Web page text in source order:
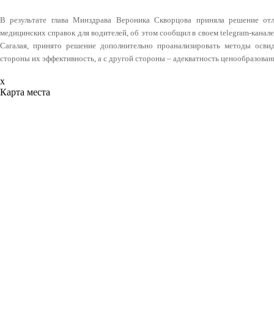
В результате глава Минздрава Вероника Скворцова приняла решение
медицинских справок для водителей, об этом сообщил в своем telegram-
Сагалая, принято решение дополнительно проанализировать методы
стороны их эффективность, а с другой стороны – адекватность
x
Карта места